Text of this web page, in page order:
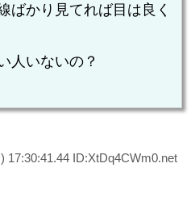
ばかり見てれば目は良く
人いないの？
17:30:41.44 ID:XtDq4CWm0.net